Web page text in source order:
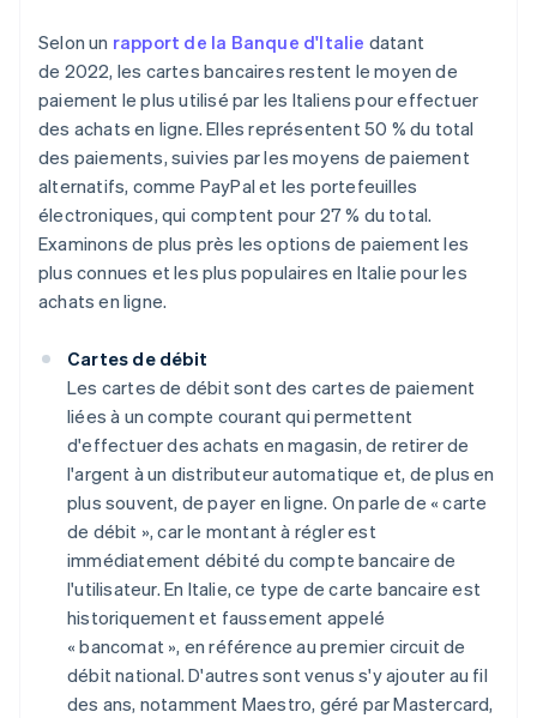
Selon un rapport de la Banque d'Italie datant
de 2022, les cartes bancaires restent le moyen de
paiement le plus utilisé par les Italiens pour effectuer
des achats en ligne. Elles représentent 50 % du total
des paiements, suivies par les moyens de paiement
alternatifs, comme PayPal et les portefeuilles
électroniques, qui comptent pour 27 % du total.
Examinons de plus près les options de paiement les
plus connues et les plus populaires en Italie pour les
achats en ligne.
Cartes de débit
Les cartes de débit sont des cartes de paiement
liées à un compte courant qui permettent
d'effectuer des achats en magasin, de retirer de
l'argent à un distributeur automatique et, de plus en
plus souvent, de payer en ligne. On parle de « carte
de débit », car le montant à régler est
immédiatement débité du compte bancaire de
l'utilisateur. En Italie, ce type de carte bancaire est
historiquement et faussement appelé
« bancomat », en référence au premier circuit de
débit national. D'autres sont venus s'y ajouter au fil
des ans, notamment Maestro, géré par Mastercard,